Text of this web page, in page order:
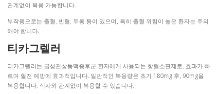
관계없이 복용 가능합니다.
부작용으로는 출혈, 빈혈, 두통 등이 있으며, 특히 출혈 위험이 높은 환자는 주의
해야 합니다.
티카그렐러
티카그렐러는 급성관상동맥증후군 환자에게 사용되는 항혈소판제로, 효과가 빠
르며 혈전 예방에 효과적입니다. 일반적인 복용량은 초기 180mg 후, 90mg을
복용합니다. 식사와 관계없이 복용할 수 있습니다.